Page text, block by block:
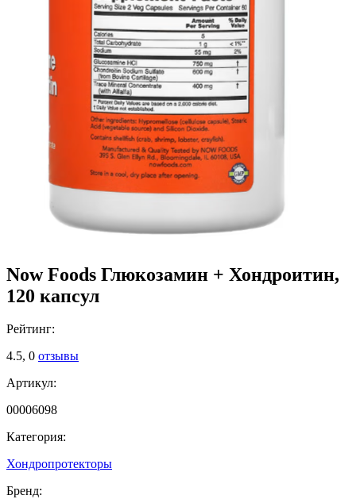
Now Foods Глюкозамин + Хондроитин,
120 капсул
Рейтинг:
4.5, 0 отзывы
Артикул:
00006098
Категория:
Хондропротекторы
Бренд: